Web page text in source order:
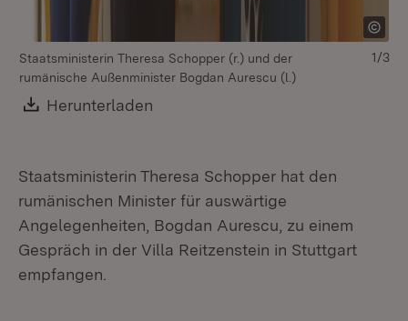
Staatsministerin Theresa Schopper (r.) und der
rumänische Außenminister Bogdan Aurescu (l.)
Download:
Herunterladen
1/3
Staatsministerin Theresa Schopper hat den
rumänischen Minister für auswärtige
Angelegenheiten, Bogdan Aurescu, zu einem
Gespräch in der Villa Reitzenstein in Stuttgart
empfangen.